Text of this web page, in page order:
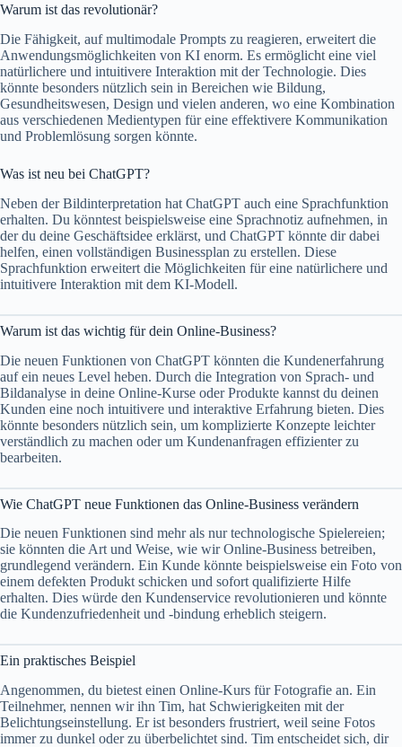
Warum ist das revolutionär?
Die Fähigkeit, auf multimodale Prompts zu reagieren, erweitert die
Anwendungsmöglichkeiten von KI enorm. Es ermöglicht eine viel
natürlichere und intuitivere Interaktion mit der Technologie. Dies
könnte besonders nützlich sein in Bereichen wie Bildung,
Gesundheitswesen, Design und vielen anderen, wo eine Kombination
aus verschiedenen Medientypen für eine effektivere Kommunikation
und Problemlösung sorgen könnte.
Was ist neu bei ChatGPT?
Neben der Bildinterpretation hat ChatGPT auch eine Sprachfunktion
erhalten. Du könntest beispielsweise eine Sprachnotiz aufnehmen, in
der du deine Geschäftsidee erklärst, und ChatGPT könnte dir dabei
helfen, einen vollständigen Businessplan zu erstellen. Diese
Sprachfunktion erweitert die Möglichkeiten für eine natürlichere und
intuitivere Interaktion mit dem KI-Modell.
Warum ist das wichtig für dein Online-Business?
Die neuen Funktionen von ChatGPT könnten die Kundenerfahrung
auf ein neues Level heben. Durch die Integration von Sprach- und
Bildanalyse in deine Online-Kurse oder Produkte kannst du deinen
Kunden eine noch intuitivere und interaktive Erfahrung bieten. Dies
könnte besonders nützlich sein, um komplizierte Konzepte leichter
verständlich zu machen oder um Kundenanfragen effizienter zu
bearbeiten.
Wie ChatGPT neue Funktionen das Online-Business verändern
Die neuen Funktionen sind mehr als nur technologische Spielereien;
sie könnten die Art und Weise, wie wir Online-Business betreiben,
grundlegend verändern. Ein Kunde könnte beispielsweise ein Foto von
einem defekten Produkt schicken und sofort qualifizierte Hilfe
erhalten. Dies würde den Kundenservice revolutionieren und könnte
die Kundenzufriedenheit und -bindung erheblich steigern.
Ein praktisches Beispiel
Angenommen, du bietest einen Online-Kurs für Fotografie an. Ein
Teilnehmer, nennen wir ihn Tim, hat Schwierigkeiten mit der
Belichtungseinstellung. Er ist besonders frustriert, weil seine Fotos
immer zu dunkel oder zu überbelichtet sind. Tim entscheidet sich, dir